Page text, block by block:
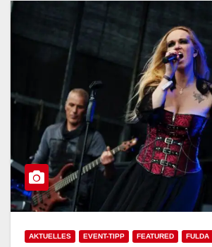
AKTUELLES EVENT-TIPP FEATURED FULDA